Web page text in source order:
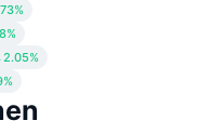
2.05%